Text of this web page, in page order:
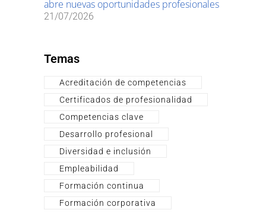
abre nuevas oportunidades profesionales
21/07/2026
Temas
Acreditación de competencias
Certificados de profesionalidad
Competencias clave
Desarrollo profesional
Diversidad e inclusión
Empleabilidad
Formación continua
Formación corporativa